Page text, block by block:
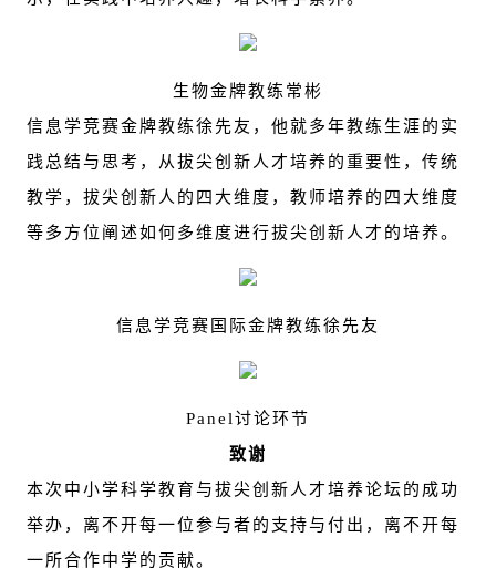
生物金牌教练常彬
信息学竞赛金牌教练徐先友，他就多年教练生涯的实
践总结与思考，从拔尖创新人才培养的重要性，传统
教学，拔尖创新人的四大维度，教师培养的四大维度
等多方位阐述如何多维度进行拔尖创新人才的培养。
信息学竞赛国际金牌教练徐先友
Panel讨论环节
致谢
本次中小学科学教育与拔尖创新人才培养论坛的成功
举办，离不开每一位参与者的支持与付出，离不开每
一所合作中学的贡献。